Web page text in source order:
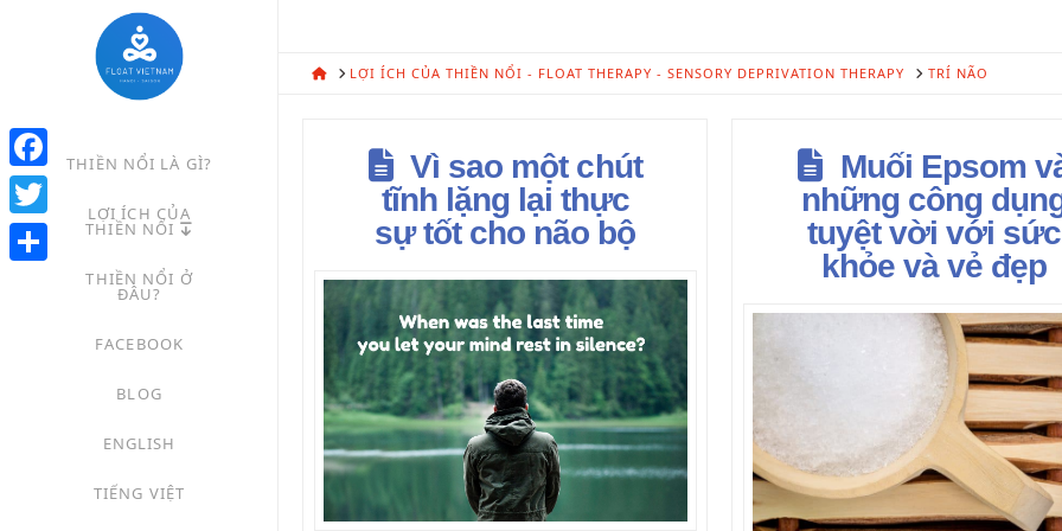
THIỀN NỔI LÀ GÌ?
LỢI ÍCH CỦA
THIỀN NỔI
THIỀN NỔI Ở
ĐÂU?
FACEBOOK
BLOG
ENGLISH
TIẾNG VIỆT
HOMELỢI ÍCH CỦA THIỀN NỔI - FLOAT THERAPY - SENSORY DEPRIVATION THERAPY TRÍ NÃO
Vì sao một chút
tĩnh lặng lại thực
sự tốt cho não bộ
Muối Epsom
những công
tuyệt vời với sức
khỏe và vẻ đẹp
Facebook
Twitter